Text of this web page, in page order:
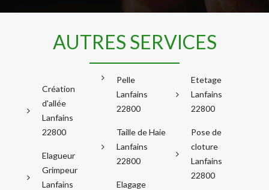
AUTRES SERVICES
Création
d'allée
Lanfains
22800
Elagueur
Grimpeur
Lanfains
Pelle
Lanfains
22800
Taille de Haie
Lanfains
22800
Elagage
Etetage
Lanfains
22800
Pose de
cloture
Lanfains
22800